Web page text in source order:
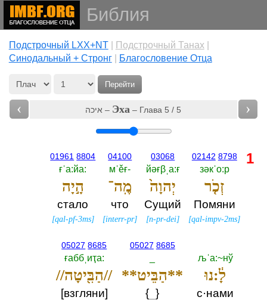
Библия
Подстрочный LXX+NT| Подстрочный Танах
Cинодальный + Стронг| Благословение Отца
Перейти
‹ איכה – Эха – Глава 5 / 5 ›
02142 8798
зәкˈо:р
זְכֹ֤ר
Помяни
[qal-impv-2ms]
03068
йәғβˌа:ғ
יְהוָה֙
Сущий
[n-pr-dei]
04100
мˈěғ-‎
מֶֽה־
что
[interr-pr]
01961 8804
ғˈа:йа:‎
הָ֣יָה
стало
[qal-pf-3ms]
љˈа:~нў
לָ֔:נוּ
с·нами
05027 8685
**הַבֵּיט**
{ _}
05027 8685
ғаббˌиҭа:‎
//הַבִּ֖יטָה//
[взгляни]
1